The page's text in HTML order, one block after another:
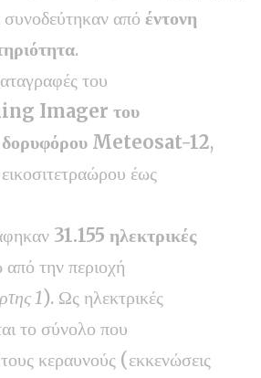
από έντονη
.
του
Imager του
δορυφόρου Meteosat-12,
έως
31.155 ηλεκτρικές
την περιοχή
1). Ως ηλεκτρικές
το σύνολο που
κεραυνούς (εκκενώσεις